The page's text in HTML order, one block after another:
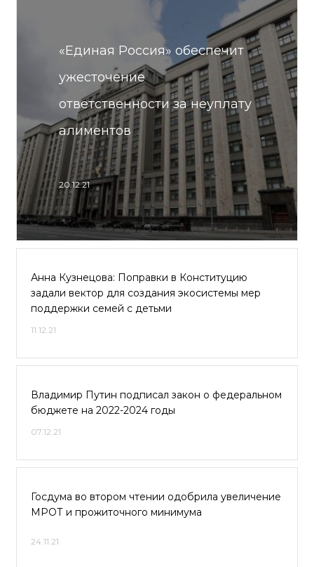
«Единая Россия» обеспечит
ужесточение
ответственности за неуплату
алиментов
20.12.21
Анна Кузнецова: Поправки в Конституцию
задали вектор для создания экосистемы мер
поддержки семей с детьми
11.12.21
Владимир Путин подписал закон о федеральном
бюджете на 2022-2024 годы
07.12.21
Госдума во втором чтении одобрила увеличение
МРОТ и прожиточного минимума
24.11.21